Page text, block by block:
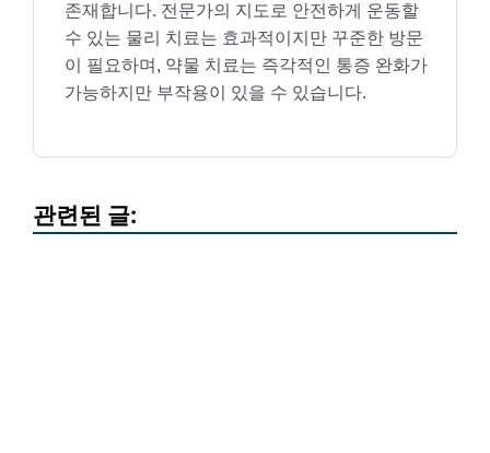
존재합니다. 전문가의 지도로 안전하게 운동할
수 있는 물리 치료는 효과적이지만 꾸준한 방문
이 필요하며, 약물 치료는 즉각적인 통증 완화가
가능하지만 부작용이 있을 수 있습니다.
관련된 글: